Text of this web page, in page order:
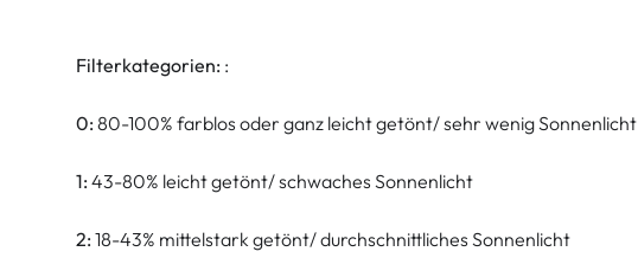
Filterkategorien: :
0: 80-100% farblos oder ganz leicht getönt/ sehr wenig Sonnenlicht
1: 43-80% leicht getönt/ schwaches Sonnenlicht
2: 18-43% mittelstark getönt/ durchschnittliches Sonnenlicht